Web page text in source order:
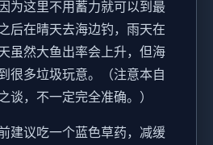
为这里不用蓄力就可以到最
后在晴天去海边钓，雨天在
虽然大鱼出率会上升，但海
很多垃圾玩意。（注意本自
谈，不一定完全准确。）
建议吃一个蓝色草药，减缓